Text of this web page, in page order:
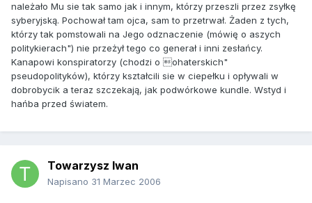
należało Mu sie tak samo jak i innym, którzy przeszli przez zsyłkę
syberyjską. Pochował tam ojca, sam to przetrwał. Żaden z tych,
którzy tak pomstowali na Jego odznaczenie (mówię o aszych
politykierach") nie przeżył tego co generał i inni zesłańcy.
Kanapowi konspiratorzy (chodzi o ohaterskich"
pseudopolityków), którzy kształcili sie w ciepełku i opływali w
dobrobycik a teraz szczekają, jak podwórkowe kundle. Wstyd i
hańba przed światem.
Towarzysz Iwan
Napisano 31 Marzec 2006